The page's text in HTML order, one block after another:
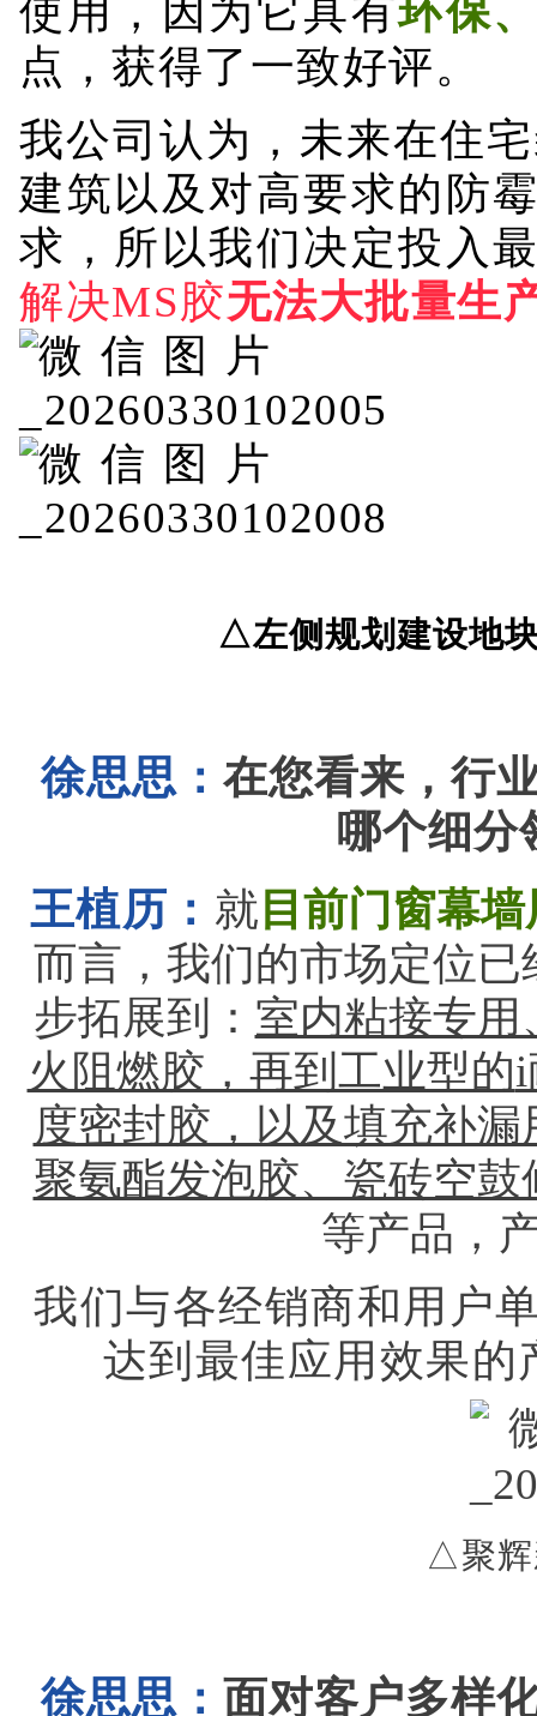
我公司认为，未来在住
建筑以及对高要求的防
求，所以我们决定投入
解决MS胶无法大批量生
哪个细分
目前门窗幕
而言，我们的市场定位已
步拓展到：室内粘接专
火阻燃胶，再到工业型的i
度密封胶，以及填充补漏
聚氨酯发泡胶、瓷砖空
等产品，
我们与各经销商和用户
达到最佳应用效果
△聚
全自动生产线如何展现